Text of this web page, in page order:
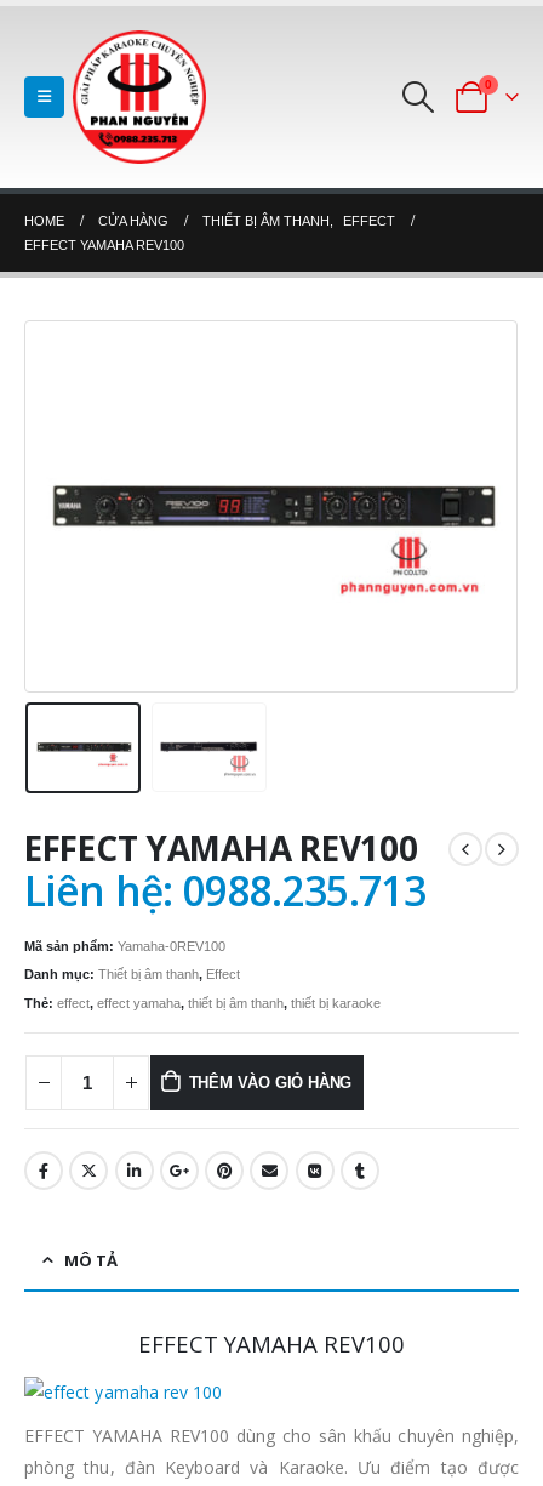
0
HOME CỬA HÀNG THIẾT BỊ ÂM THANH
EFFECT
EFFECT YAMAHA REV100
EFFECT YAMAHA REV100
Liên hệ: 0988.235.713
Mã sản phẩm: Yamaha-0REV100
Danh mục: Thiết bị âm thanh, Effect
Thẻ: effect, effect yamaha, thiết bị âm thanh, thiết bị karaoke
THÊM VÀO GIỎ HÀNG
MÔ TẢ
EFFECT YAMAHA REV100
EFFECT YAMAHA REV100 dùng cho sân khấu chuyên nghiệp,
phòng thu, đàn Keyboard và Karaoke. Ưu điểm tạo được